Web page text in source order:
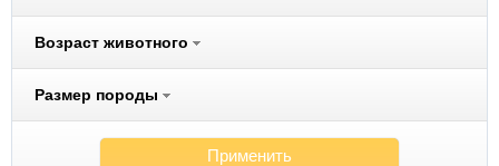
Возраст животного
Размер породы
Применить